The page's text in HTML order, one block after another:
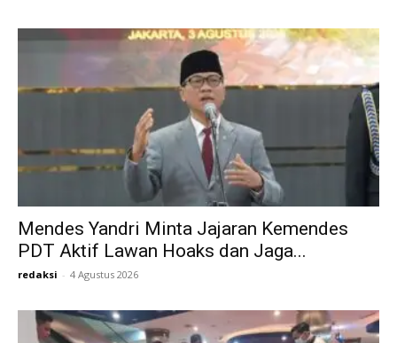
Mendes Yandri Minta Jajaran Kemendes
PDT Aktif Lawan Hoaks dan Jaga...
redaksi - 4 Agustus 2026